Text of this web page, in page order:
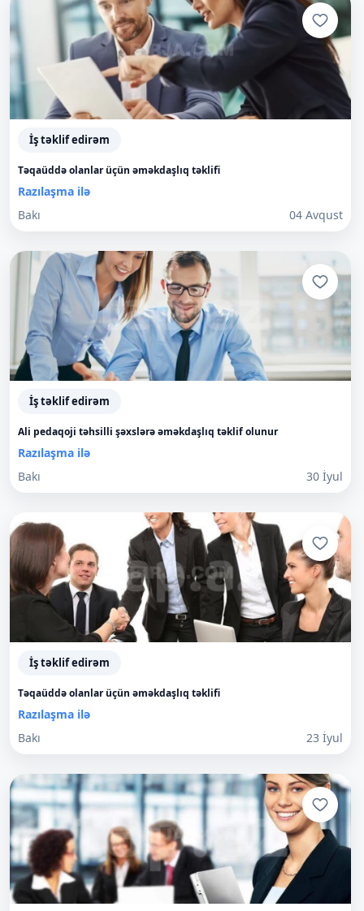
İş təklif edirəm
Təqaüddə olanlar üçün əməkdaşlıq təklifi
Razılaşma ilə
Bakı
04 Avqust
İş təklif edirəm
Ali pedaqoji təhsilli şəxslərə əməkdaşlıq təklif olunur
Razılaşma ilə
Bakı
30 İyul
İş təklif edirəm
Təqaüddə olanlar üçün əməkdaşlıq təklifi
Razılaşma ilə
Bakı
23 İyul